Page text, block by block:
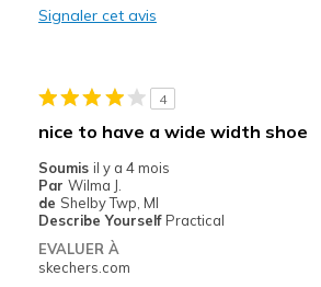
Les meilleures utilisations
Sizing
View On Shoes
I'm Into Shoes
Signaler cet avis
4
nice to have a wide width shoe
Soumis il y a 4 mois
Par Wilma J.
de Shelby Twp, MI
Describe Yourself Practical
EVALUER À
skechers.com